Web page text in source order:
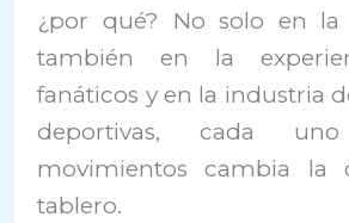
¿por qué? No solo en la
también en la
fanáticos y en la industria
deportivas, cada
movimientos cambia la
tablero.